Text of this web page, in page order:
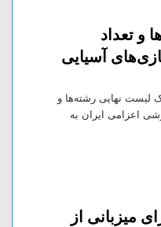
و تعداد
آسیایی
لیست نهایی رشته‌ها و
اعزامی ایران به
میزبانی از